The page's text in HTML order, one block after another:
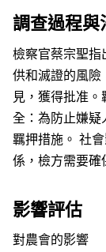
調查過程與
檢察官蔡宗聖指
供和滅證的風險
見，獲得批准
全：為防止嫌疑
羈押措施。 社
係，檢方需要確
影響評估
對農會的影響